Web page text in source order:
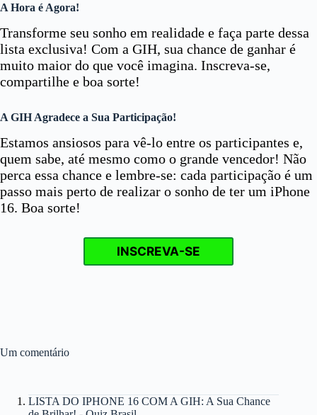
A Hora é Agora!
Transforme seu sonho em realidade e faça parte dessa
lista exclusiva! Com a GIH, sua chance de ganhar é
muito maior do que você imagina. Inscreva-se,
compartilhe e boa sorte!
A GIH Agradece a Sua Participação!
Estamos ansiosos para vê-lo entre os participantes e,
quem sabe, até mesmo como o grande vencedor! Não
perca essa chance e lembre-se: cada participação é um
passo mais perto de realizar o sonho de ter um iPhone
16. Boa sorte!
INSCREVA-SE
Um comentário
LISTA DO IPHONE 16 COM A GIH: A Sua Chance